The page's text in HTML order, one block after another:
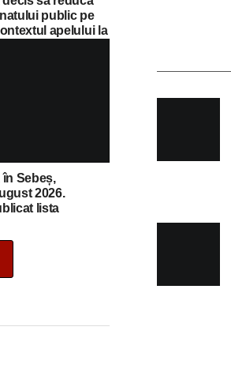
public pe
apelului la
Sebeș,
2026.
lista